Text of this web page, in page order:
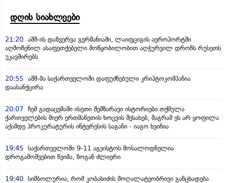
დღის სიახლეები
21:20 აშშ-ის დაზვერვა გერმანიაში, ლაიფციგის აეროპორტში
აღმოჩენილ ასაფეთქებელი მოწყობილობით აღჭურვილ დრონს რუსეთს
უკავშირებს
20:55 აშშ-მა საქართველოში დაფუძნებული კრიპტოკომპანია
დაასანქცირა
20:07 ჩემ გადაცემაში ისეთი შემზარავი ისტორიები თქმულა
ქართველების მიერ ერთმანეთის ხოცვის შესახებ, მაგრამ ეს არ ყოფილა
აქამდე პროკურატურის ინტერესის საგანი - იაგო ხვიჩია
19:45 საქართველოში 9-11 აგვისტოს მოსალოდნელია
დროგამოშვებით წვიმა, ზოგან ძლიერი
19:40 სიმბოლურია, რომ კობახიძის მოღალატეობრივი განცხადება